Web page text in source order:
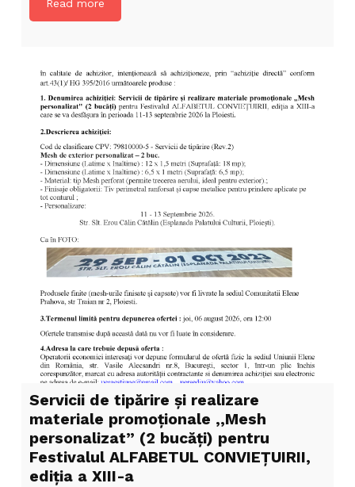
Read more
Servicii de tipărire şi realizare
materiale promoţionale ,,Mesh
personalizat” (2 bucăți) pentru
Festivalul ALFABETUL CONVIEŢUIRII,
ediţia a XIII-a